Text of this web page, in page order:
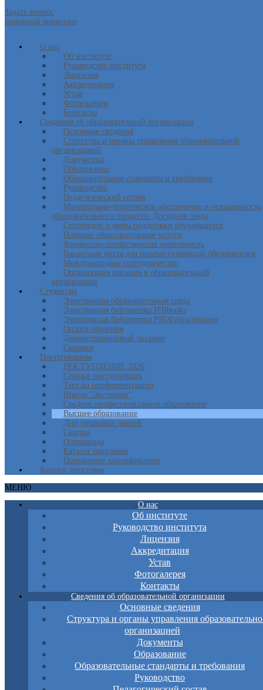
Задать вопрос
приемной комиссии
О нас
Об институте
Руководство института
Лицензия
Аккредитация
Устав
Фотогалерея
Контакты
Сведения об образовательной организации
Основные сведения
Структура и органы управления образовательной
организацией
Документы
Образование
Образовательные стандарты и требования
Руководство
Педагогический состав
Материально-техническое обеспечение и оснащенность
образовательного процесса. Досупная среда
Стипендии и меры поддержки обучающихся
Платные образовательные услуги
Финансово-хозяйственная деятельность
Вакантные места для приема (перевода) обучающихся
Международное сотрудничество
Организация питания в образовательной
организации
Студентам
Электронная образовательная среда
Электронная библиотека IPRbooks
Электронная библиотека PROFобразование
Оплата обучения
Демонстрационный экзамен
Справки
Поступающим
ПОСТУПЛЕНИЕ 2026
Списки поступающих
Тест на профориентацию
Школа "Экстернат"
Среднее профессиональное образование
Высшее образование
Дни открытых дверей
Скидки
Олимпиада
Каталог программ
Повышение квалификации
Каталог программ
МЕНЮ
О нас
Об институте
Руководство института
Лицензия
Аккредитация
Устав
Фотогалерея
Контакты
Сведения об образовательной организации
Основные сведения
Структура и органы управления
организацией
Документы
Образование
Образовательные стандарты и требования
Руководство